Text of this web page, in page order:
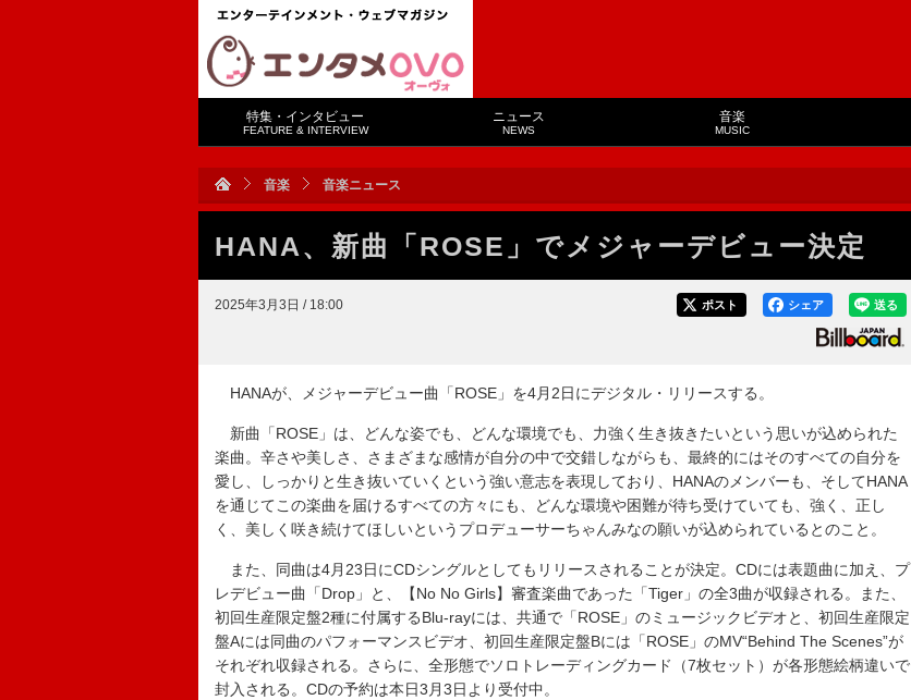
特集・インタビュー
FEATURE & INTERVIEW
ニュース
NEWS
音楽
MUSIC
音楽 音楽ニュース
HANA、新曲「ROSE」でメジャーデビュー決定
2025年3月3日 / 18:00 送る
シェア
ポスト
HANAが、メジャーデビュー曲「ROSE」を4月2日にデジタル・リリースする。
新曲「ROSE」は、どんな姿でも、どんな環境でも、力強く生き抜きたいという思いが込められた
楽曲。辛さや美しさ、さまざまな感情が自分の中で交錯しながらも、最終的にはそのすべての自分を
愛し、しっかりと生き抜いていくという強い意志を表現しており、HANAのメンバーも、そしてHANA
を通じてこの楽曲を届けるすべての方々にも、どんな環境や困難が待ち受けていても、強く、正し
く、美しく咲き続けてほしいというプロデューサーちゃんみなの願いが込められているとのこと。
また、同曲は4月23日にCDシングルとしてもリリースされることが決定。CDには表題曲に加え、プ
レデビュー曲「Drop」と、【No No Girls】審査楽曲であった「Tiger」の全3曲が収録される。また、
初回生産限定盤2種に付属するBlu-rayには、共通で「ROSE」のミュージックビデオと、初回生産限定
盤Aには同曲のパフォーマンスビデオ、初回生産限定盤Bには「ROSE」のMV“Behind The Scenes”が
それぞれ収録される。さらに、全形態でソロトレーディングカード（7枚セット）が各形態絵柄違いで
封入される。CDの予約は本日3月3日より受付中。